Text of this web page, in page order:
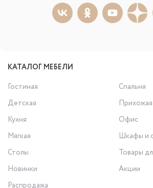
КАТАЛОГ МЕБЕЛИ
Гостиная
Спальня
Детская
Прихожая
Кухня
Офис
Мягкая
Шкафы и
Столы
Товары
Новинки
Акции
Распродажа